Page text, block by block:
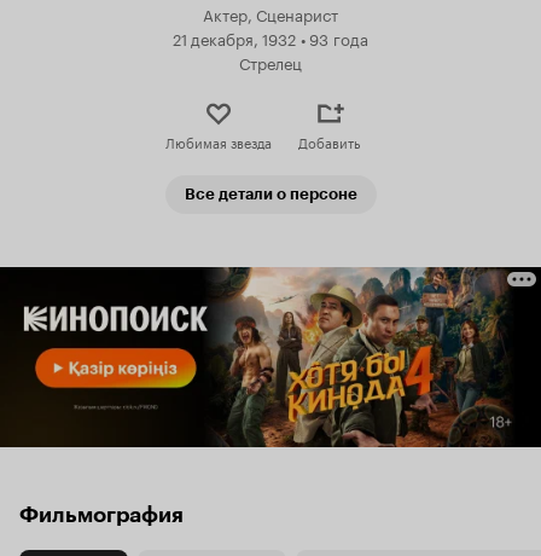
Актер, Сценарист
21 декабря, 1932 • 93 года
Стрелец
Любимая звезда Добавить
Все детали о персоне
Фильмография